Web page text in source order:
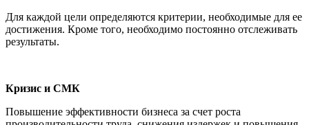
Для каждой цели определяются критерии, необходимые для ее
достижения. Кроме того, необходимо постоянно отслеживать
результаты.
Кризис и СМК
Повышение эффективности бизнеса за счет роста